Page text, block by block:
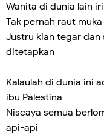
Wanita di dunia lain
Tak pernah raut
Justru kian tegar dan
ditetapkan
Kalaulah di dunia ini
ibu Palestina
Niscaya semua
api-api